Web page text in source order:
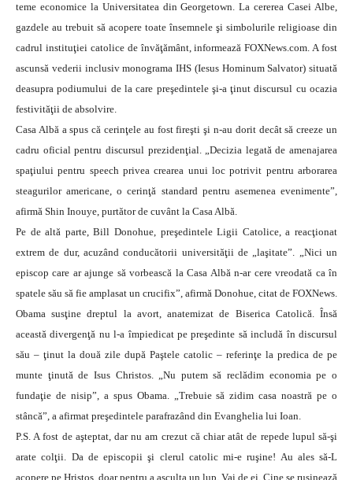
teme economice la Universitatea din Georgetown. La cererea Casei Albe,
gazdele au trebuit să acopere toate însemnele şi simbolurile religioase din
cadrul instituţiei catolice de învăţământ, informează FOXNews.com. A fost
ascunsă vederii inclusiv monograma IHS (Iesus Hominum Salvator) situată
deasupra podiumului de la care preşedintele şi-a ţinut discursul cu ocazia
festivităţii de absolvire.
Casa Albă a spus că cerinţele au fost fireşti şi n-au dorit decât să creeze un
cadru oficial pentru discursul prezidenţial. „Decizia legată de amenajarea
spaţiului pentru speech privea crearea unui loc potrivit pentru arborarea
steagurilor americane, o cerinţă standard pentru asemenea evenimente”,
afirmă Shin Inouye, purtător de cuvânt la Casa Albă.
Pe de altă parte, Bill Donohue, preşedintele Ligii Catolice, a reacţionat
extrem de dur, acuzând conducătorii universităţii de „laşitate”. „Nici un
episcop care ar ajunge să vorbească la Casa Albă n-ar cere vreodată ca în
spatele său să fie amplasat un crucifix”, afirmă Donohue, citat de FOXNews.
Obama susţine dreptul la avort, anatemizat de Biserica Catolică. Însă
această divergenţă nu l-a împiedicat pe preşedinte să includă în discursul
său – ţinut la două zile după Paştele catolic – referinţe la predica de pe
munte ţinută de Isus Christos. „Nu putem să reclădim economia pe o
fundaţie de nisip”, a spus Obama. „Trebuie să zidim casa noastră pe o
stâncă”, a afirmat preşedintele parafrazând din Evanghelia lui Ioan.
P.S. A fost de aşteptat, dar nu am crezut că chiar atât de repede lupul să-şi
arate colţii. Da de episcopii şi clerul catolic mi-e ruşine! Au ales să-L
acopere pe Hristos, doar pentru a asculta un lup. Vai de ei. Cine se ruşinează